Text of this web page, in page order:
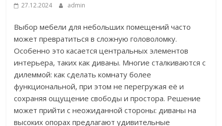
27.12.2024 admin
Выбор мебели для небольших помещений часто
может превратиться в сложную головоломку.
Особенно это касается центральных элементов
интерьера, таких как диваны. Многие сталкиваются с
дилеммой: как сделать комнату более
функциональной, при этом не перегружая её и
сохраняя ощущение свободы и простора. Решение
может прийти с неожиданной стороны: диваны на
высоких опорах предлагают удивительные